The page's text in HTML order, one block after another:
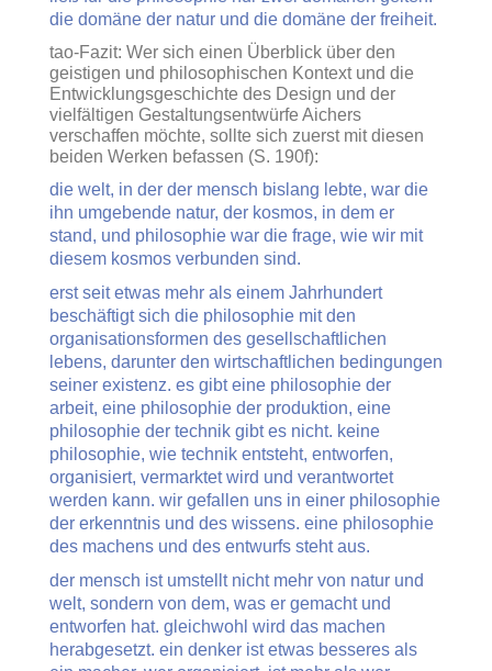
die domäne der natur und die domäne der freiheit.
tao-Fazit: Wer sich einen Überblick über den
geistigen und philosophischen Kontext und die
Entwicklungsgeschichte des Design und der
vielfältigen Gestaltungsentwürfe Aichers
verschaffen möchte, sollte sich zuerst mit diesen
beiden Werken befassen (S. 190f):
die welt, in der der mensch bislang lebte, war die
ihn umgebende natur, der kosmos, in dem er
stand, und philosophie war die frage, wie wir mit
diesem kosmos verbunden sind.
erst seit etwas mehr als einem Jahrhundert
beschäftigt sich die philosophie mit den
organisationsformen des gesellschaftlichen
lebens, darunter den wirtschaftlichen bedingungen
seiner existenz. es gibt eine philosophie der
arbeit, eine philosophie der produktion, eine
philosophie der technik gibt es nicht. keine
philosophie, wie technik entsteht, entworfen,
organisiert, vermarktet wird und verantwortet
werden kann. wir gefallen uns in einer philosophie
der erkenntnis und des wissens. eine philosophie
des machens und des entwurfs steht aus.
der mensch ist umstellt nicht mehr von natur und
welt, sondern von dem, was er gemacht und
entworfen hat. gleichwohl wird das machen
herabgesetzt. ein denker ist etwas besseres als